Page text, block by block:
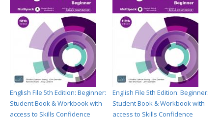
English File 5th Edition: Beginner:
Student Book & Workbook with
access to Skills Confidence
English File 5th Edition: Beginner:
Student Book & Workbook with
access to Skills Confidence